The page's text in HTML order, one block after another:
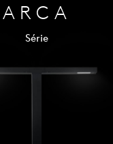
ARCA
Série